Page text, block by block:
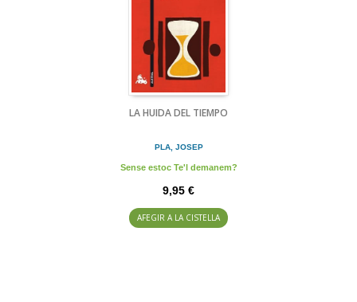
LA HUIDA DEL TIEMPO
PLA, JOSEP
Sense estoc Te'l demanem?
9,95 €
AFEGIR A LA CISTELLA